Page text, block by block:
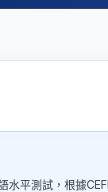
水平測試，根據